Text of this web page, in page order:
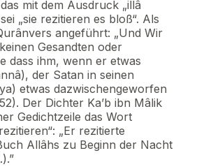
mit dem Ausdruck „illâ
„sie rezitieren es bloß“. Als
angeführt: „Und Wir
Gesandten oder
dass ihm, wenn er etwas
der Satan in seinen
etwas dazwischengeworfen
Der Dichter Ka’b ibn Mâlik
Gedichtzeile das Wort
„Er rezitierte
Allâhs zu Beginn der Nacht